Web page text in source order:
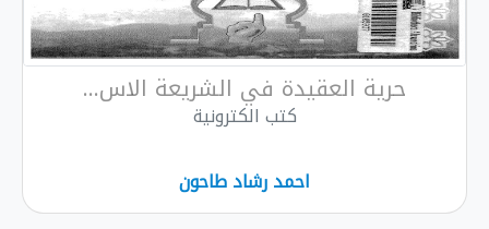
حرية العقيدة في الشريعة الاس...
كتب الكترونية
احمد رشاد طاحون